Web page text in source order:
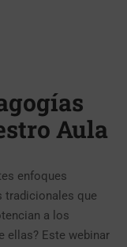
Aula
enfoques
tradicionales que
a los
ellas? Este webinar